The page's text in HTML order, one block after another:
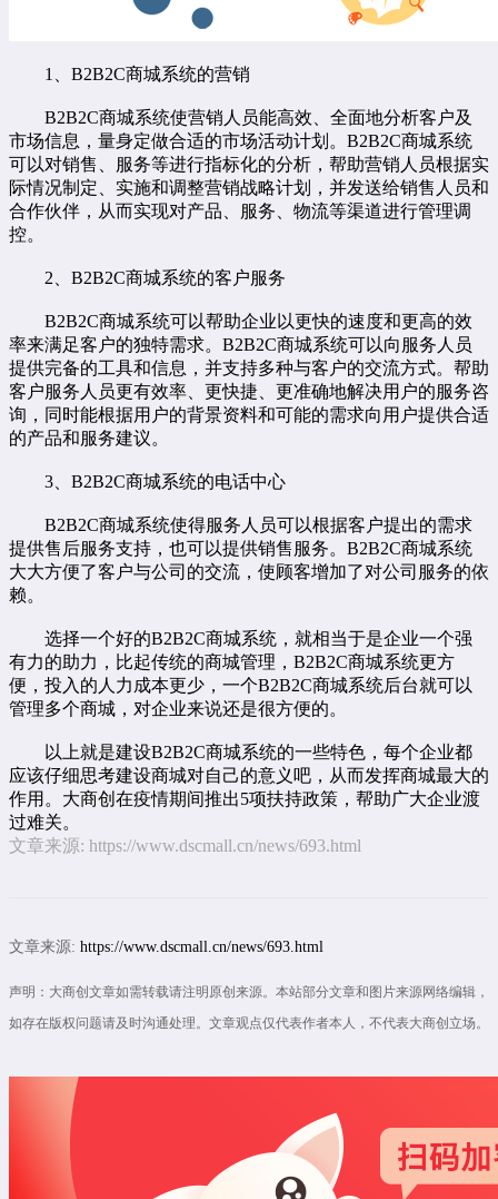
1、B2B2C商城系统的营销
B2B2C商城系统使营销人员能高效、全面地分析客户及
市场信息，量身定做合适的市场活动计划。B2B2C商城系统
可以对销售、服务等进行指标化的分析，帮助营销人员根据实
际情况制定、实施和调整营销战略计划，并发送给销售人员和
合作伙伴，从而实现对产品、服务、物流等渠道进行管理调
控。
2、B2B2C商城系统的客户服务
B2B2C商城系统可以帮助企业以更快的速度和更高的效
率来满足客户的独特需求。B2B2C商城系统可以向服务人员
提供完备的工具和信息，并支持多种与客户的交流方式。帮助
客户服务人员更有效率、更快捷、更准确地解决用户的服务咨
询，同时能根据用户的背景资料和可能的需求向用户提供合适
的产品和服务建议。
3、B2B2C商城系统的电话中心
B2B2C商城系统使得服务人员可以根据客户提出的需求
提供售后服务支持，也可以提供销售服务。B2B2C商城系统
大大方便了客户与公司的交流，使顾客增加了对公司服务的依
赖。
选择一个好的B2B2C商城系统，就相当于是企业一个强
有力的助力，比起传统的商城管理，B2B2C商城系统更方
便，投入的人力成本更少，一个B2B2C商城系统后台就可以
管理多个商城，对企业来说还是很方便的。
以上就是建设B2B2C商城系统的一些特色，每个企业都
应该仔细思考建设商城对自己的意义吧，从而发挥商城最大的
作用。大商创在疫情期间推出5项扶持政策，帮助广大企业渡
过难关。
文章来源: https://www.dscmall.cn/news/693.html
文章来源: https://www.dscmall.cn/news/693.html
声明：大商创文章如需转载请注明原创来源。本站部分文章和图片来源网络编辑，
如存在版权问题请及时沟通处理。文章观点仅代表作者本人，不代表大商创立场。